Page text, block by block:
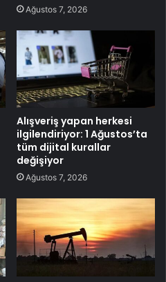
Ağustos 7, 2026
Alışveriş yapan herkesi
ilgilendiriyor: 1 Ağustos’ta
tüm dijital kurallar
değişiyor
Ağustos 7, 2026